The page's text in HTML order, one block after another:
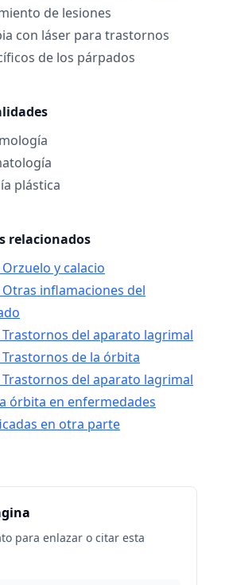
de lesiones
con láser para trastornos
de los párpados
plástica
relacionados
Orzuelo y calacio
Otras inflamaciones del
Trastornos del aparato lagrimal
Trastornos de la órbita
Trastornos del aparato lagrimal
órbita en enfermedades
en otra parte
para enlazar o citar esta